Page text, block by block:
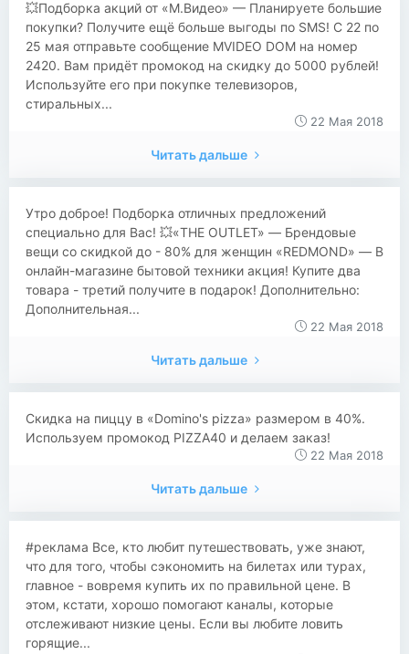
💥Подборка акций от «М.Видео» — Планируете большие
покупки? Получите ещё больше выгоды по SMS! С 22 по
25 мая отправьте сообщение MVIDEO DOM на номер
2420. Вам придёт промокод на скидку до 5000 рублей!
Используйте его при покупке телевизоров,
стиральных...
22 Мая 2018
Читать дальше
Утро доброе! Подборка отличных предложений
специально для Вас! 💥«THE OUTLET» — Брендовые
вещи со скидкой до - 80% для женщин «REDMOND» — В
онлайн-магазине бытовой техники акция! Купите два
товара - третий получите в подарок! Дополнительно:
Дополнительная...
22 Мая 2018
Читать дальше
​​Скидка на пиццу в «Domino's pizza» размером в 40%.
Используем промокод PIZZA40 и делаем заказ!
22 Мая 2018
Читать дальше
#реклама Все, кто любит путешествовать, уже знают,
что для того, чтобы сэкономить на билетах или турах,
главное - вовремя купить их по правильной цене. В
этом, кстати, хорошо помогают каналы, которые
отслеживают низкие цены. Если вы любите ловить
горящие...